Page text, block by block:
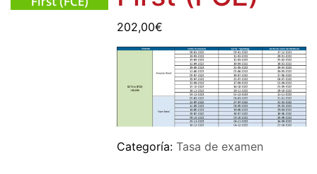
202,00€
Categoría:Tasa de examen